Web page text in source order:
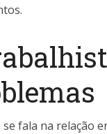
fala na relação